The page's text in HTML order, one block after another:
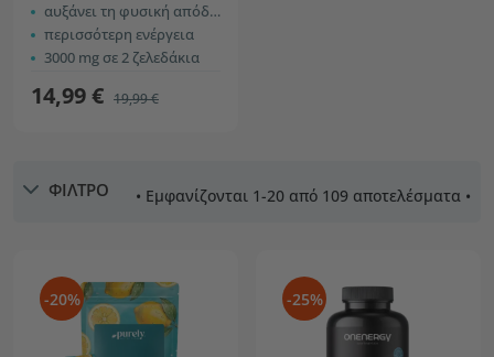
αυξάνει τη φυσική απόδοση
περισσότερη ενέργεια
3000 mg σε 2 ζελεδάκια
14,99 € 19,99 €
ΦΙΛΤΡΟ • Εμφανίζονται 1-20 από 109 αποτελέσματα •
-20% -25%